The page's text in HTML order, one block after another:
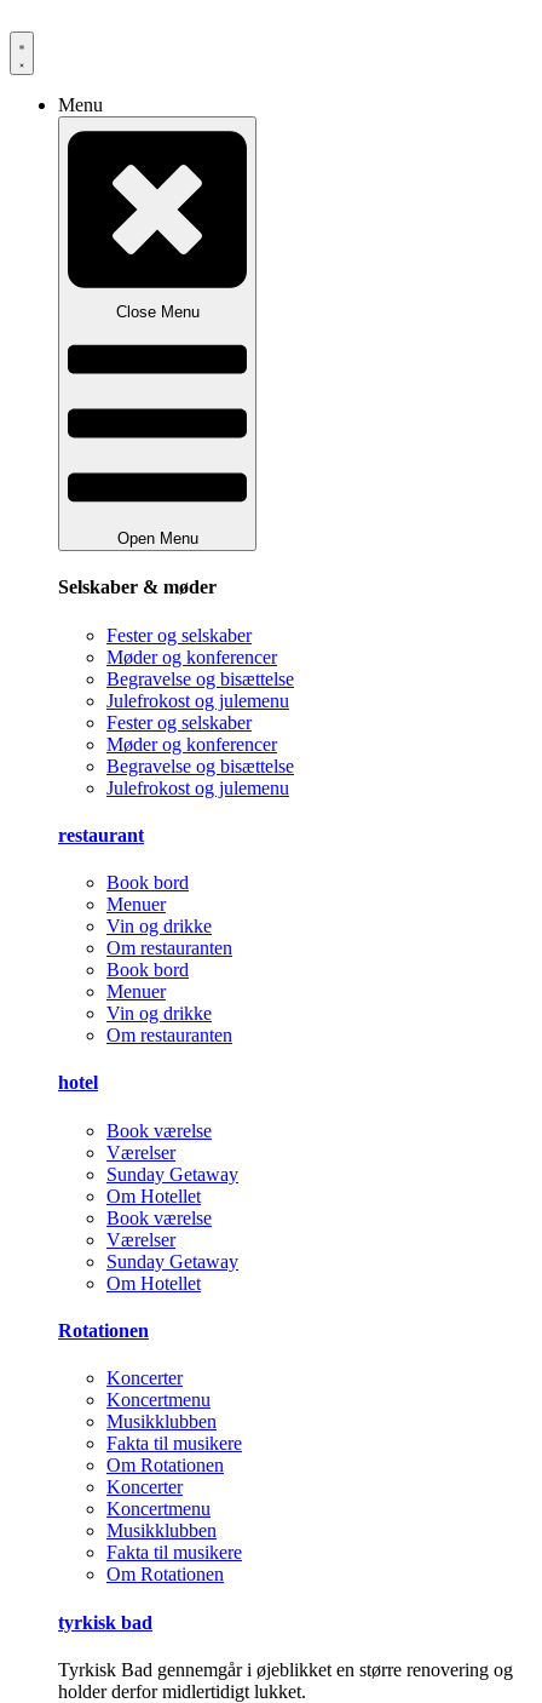
til
indhold
Menu
Close Menu
Open Menu
Selskaber & møder
Fester og selskaber
Møder og konferencer
Begravelse og bisættelse
Julefrokost og julemenu
Fester og selskaber
Møder og konferencer
Begravelse og bisættelse
Julefrokost og julemenu
restaurant
Book bord
Menuer
Vin og drikke
Om restauranten
Book bord
Menuer
Vin og drikke
Om restauranten
hotel
Book værelse
Værelser
Sunday Getaway
Om Hotellet
Book værelse
Værelser
Sunday Getaway
Om Hotellet
Rotationen
Koncerter
Koncertmenu
Musikklubben
Fakta til musikere
Om Rotationen
Koncerter
Koncertmenu
Musikklubben
Fakta til musikere
Om Rotationen
tyrkisk bad
Tyrkisk Bad gennemgår i øjeblikket en større renovering og
holder derfor midlertidigt lukket.